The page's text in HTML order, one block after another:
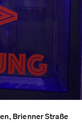
Brienner Straße